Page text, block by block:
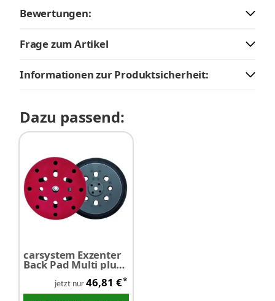
Bewertungen:
Frage zum Artikel
Informationen zur Produktsicherheit:
Dazu passend:
carsystem Exzenter
Back Pad Multi plus
jetzt nur 46,81 €*